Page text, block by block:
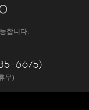
합니다.
6675)
무)